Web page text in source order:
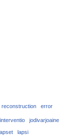
reconstruction error
interventio
jodivarjoaine
lapsi